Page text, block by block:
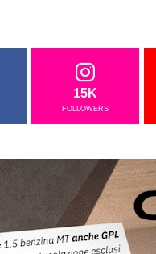
15K
FOLLOWERS